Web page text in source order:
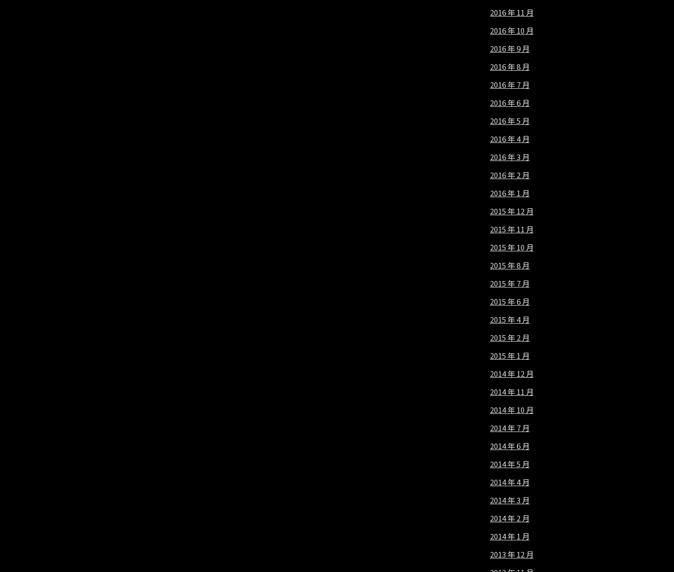
2016 年 11 月
2016 年 10 月
2016 年 9 月
2016 年 8 月
2016 年 7 月
2016 年 6 月
2016 年 5 月
2016 年 4 月
2016 年 3 月
2016 年 2 月
2016 年 1 月
2015 年 12 月
2015 年 11 月
2015 年 10 月
2015 年 8 月
2015 年 7 月
2015 年 6 月
2015 年 4 月
2015 年 2 月
2015 年 1 月
2014 年 12 月
2014 年 11 月
2014 年 10 月
2014 年 7 月
2014 年 6 月
2014 年 5 月
2014 年 4 月
2014 年 3 月
2014 年 2 月
2014 年 1 月
2013 年 12 月